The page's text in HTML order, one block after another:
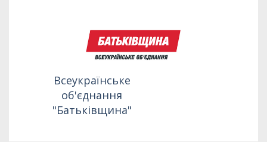
Всеукраїнське
об'єднання
"Батьківщина"